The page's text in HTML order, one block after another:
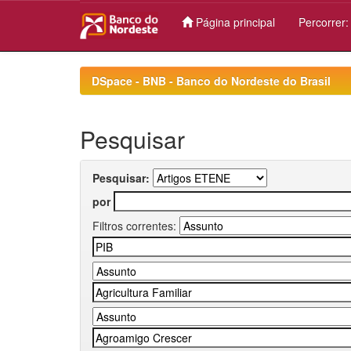
Página principal Percorrer:
DSpace - BNB - Banco do Nordeste do Brasil
Pesquisar
Pesquisar:
por
Filtros correntes: